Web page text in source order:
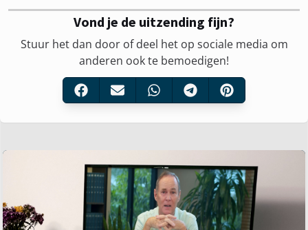
Vond je de uitzending fijn?
Stuur het dan door of deel het op sociale media om
anderen ook te bemoedigen!